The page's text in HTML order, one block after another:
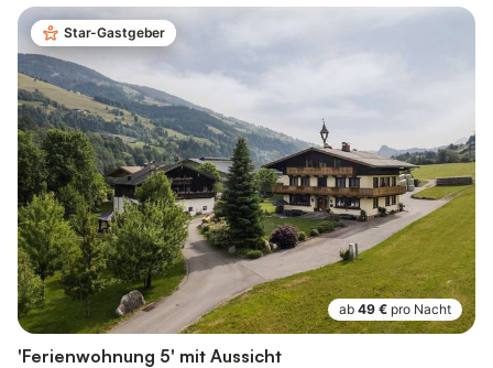
Star-Gastgeber
ab 49 € pro Nacht
'Ferienwohnung 5' mit Aussicht